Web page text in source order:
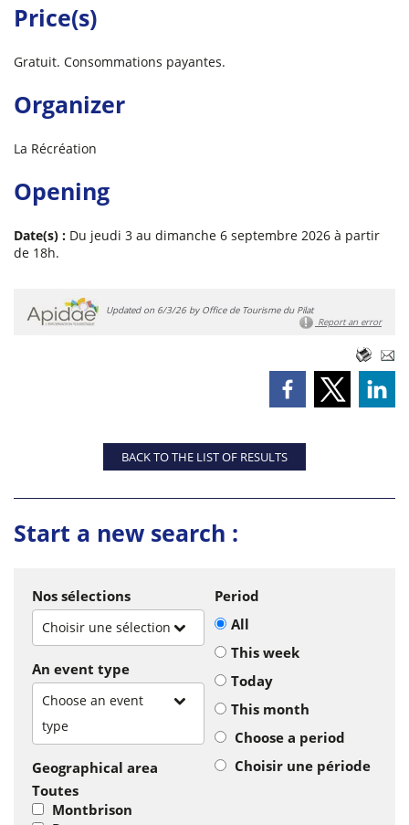
Price(s)
Gratuit. Consommations payantes.
Organizer
La Récréation
Opening
Date(s) : Du jeudi 3 au dimanche 6 septembre 2026 à partir
de 18h.
Updated on 6/3/26 by Office de Tourisme du Pilat
Report an error
BACK TO THE LIST OF RESULTS
Start a new search :
Nos sélections
Choisir une sélection
An event type
Choose an event
type
Geographical area
Toutes
Montbrison
Period
All
This week
Today
This month
Choose a period
Choisir une période